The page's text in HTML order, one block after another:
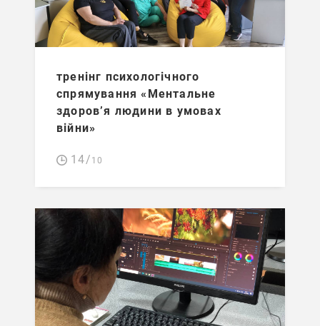
тренінг психологічного
спрямування «Ментальне
здоров’я людини в умовах
війни»
14/ 10